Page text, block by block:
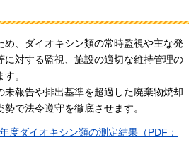
め、ダイオキシン類の常時監視や主な発
に対する監視、施設の適切な維持管理の
。
未報告や排出基準を超過した廃棄物焼却
で法令遵守を徹底させます。
度ダイオキシン類の測定結果（PDF：